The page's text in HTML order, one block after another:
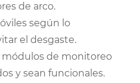
de arco.
según lo
el desgaste.
módulos de monitoreo
y sean funcionales.